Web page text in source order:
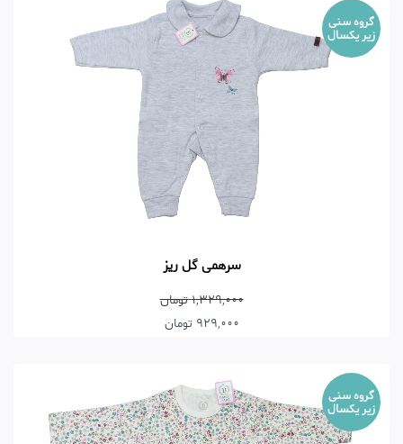
گروه سنی
زیر یکسال
سرهمی گل ریز
1,329,000 تومان
929,000 تومان
گروه سنی
زیر یکسال